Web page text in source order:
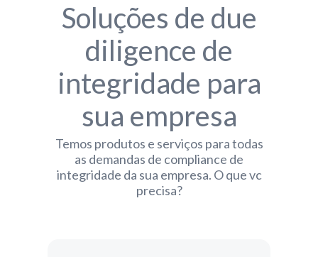
Soluções de due
diligence de
integridade para
sua empresa
Temos produtos e serviços para todas
as demandas de compliance de
integridade da sua empresa. O que vc
precisa?